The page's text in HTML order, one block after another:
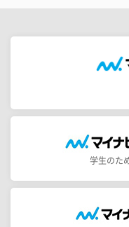
学生のた